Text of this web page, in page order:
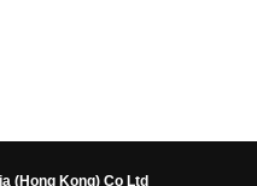
(Hong Kong) Co Ltd